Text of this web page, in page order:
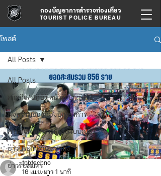
กองบัญชาการตำรวจท่องเที่ยว
TOURIST POLICE BUREAU
โพสต์
All Posts
ภารกิจ/ปฏิบัติหน้าที่ บก.ทท.2
กิจกรรมของกองบัญชาการ
ภารกิจ/กิจกรรมผู้บังคับบัญชา
ข่าวประกาศและคำสั่ง
ข่าวรับสมัคร
All Posts
tpbtechno
16 เม.ย. ยาว 1 นาที